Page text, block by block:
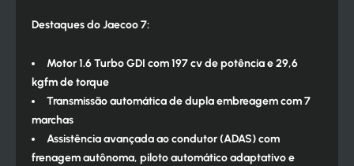
Destaques do Jaecoo 7:
Motor 1.6 Turbo GDI com 197 cv de potência e 29,6
kgfm de torque
Transmissão automática de dupla embreagem com 7
marchas
Assistência avançada ao condutor (ADAS) com
frenagem autônoma, piloto automático adaptativo e